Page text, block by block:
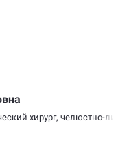
хирург, челюстно-